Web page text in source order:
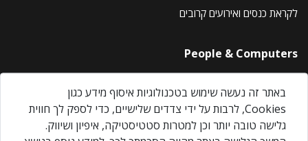
לקראת כנסים ואירועים קרובים
People & Computers
About Us
Privacy Policy
Contact Us
באתר זה נעשה שימוש בטכנולוגיות איסוף מידע כגון
Cookies, לרבות על ידי צדדים שלישיים, כדי לספק לך חווית
גלישה טובה יותר וכן למטרות סטטיסטיקה, איפיון ושיווק.